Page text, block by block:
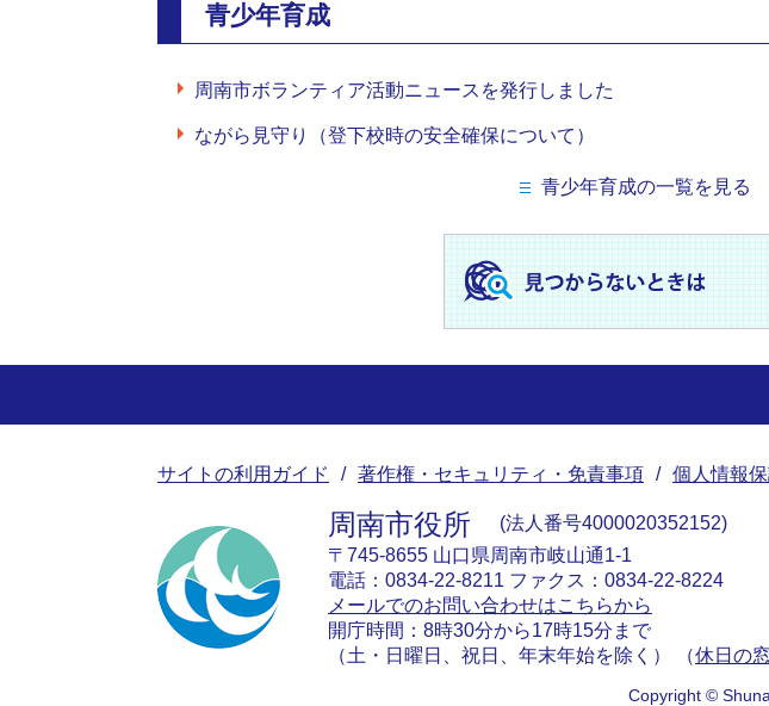
青少年育成
周南市ボランティア活動ニュースを発行しました
ながら見守り（登下校時の安全確保について）
青少年育成の一覧を見る
サイトの利用ガイド 著作権・セキュリティ・免責事項 個人情報
周南市役所
法人番号4000020352152
〒745-8655 山口県周南市岐山通1-1
電話：0834-22-8211 ファクス：0834-22-8224
メールでのお問い合わせはこちらから
開庁時間：8時30分から17時15分まで
（土・日曜日、祝日、年末年始を除く） （休日の
Copyright ©